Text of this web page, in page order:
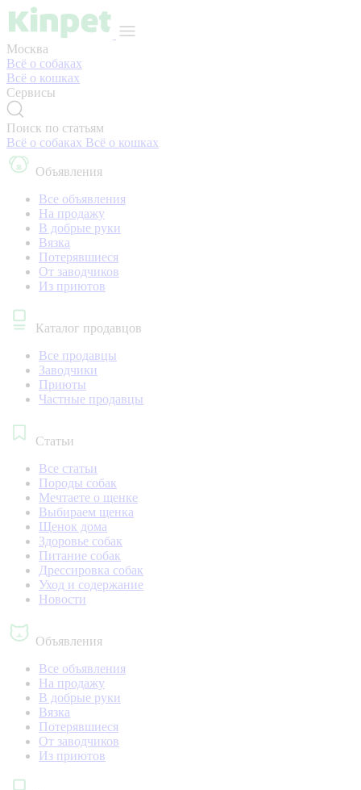
Москва
Всё о собаках
Всё о кошках
Сервисы
Поиск по статьям
Всё о собаках Всё о кошках
Объявления
Все объявления
На продажу
В добрые руки
Вязка
Потерявшиеся
От заводчиков
Из приютов
Каталог продавцов
Все продавцы
Заводчики
Приюты
Частные продавцы
Статьи
Все статьи
Породы собак
Мечтаете о щенке
Выбираем щенка
Щенок дома
Здоровье собак
Питание собак
Дрессировка собак
Уход и содержание
Новости
Объявления
Все объявления
На продажу
В добрые руки
Вязка
Потерявшиеся
От заводчиков
Из приютов